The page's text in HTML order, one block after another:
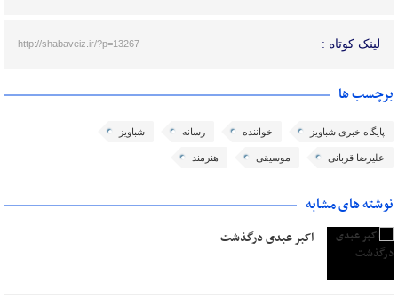
لینک کوتاه : http://shabaveiz.ir/?p=13267
برچسب ها
پایگاه خبری شباویز خواننده رسانه شباویز
علیرضا قربانی موسیقی هنرمند
نوشته های مشابه
اکبر عبدی درگذشت